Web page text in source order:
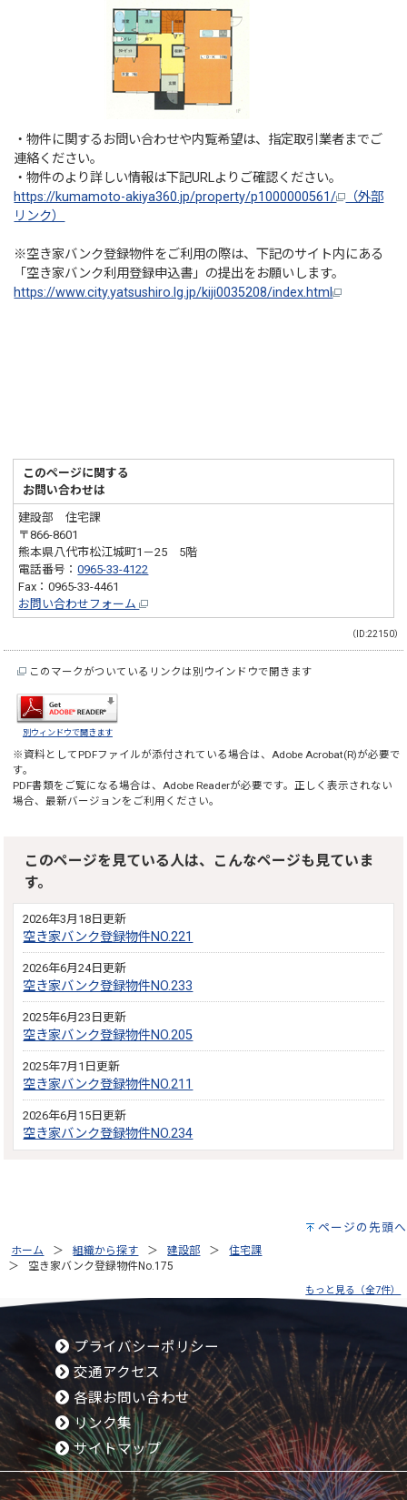
・物件に関するお問い合わせや内覧希望は、指定取引業者までご
連絡ください。
・物件のより詳しい情報は下記URLよりご確認ください。
https://kumamoto-akiya360.jp/property/p1000000561/
（外部
リンク）
※空き家バンク登録物件をご利用の際は、下記のサイト内にある
「空き家バンク利用登録申込書」の提出をお願いします。
https://www.city.yatsushiro.lg.jp/kiji0035208/index.html
このページに関する
お問い合わせは
建設部 住宅課
〒866-8601
熊本県八代市松江城町1－25 5階
電話番号：0965-33-4122
Fax：0965-33-4461
お問い合わせフォーム
（ID:22150）
このマークがついているリンクは別ウインドウで開きます
別ウィンドウで開きます
※資料としてPDFファイルが添付されている場合は、 Adobe Acrobat(R)が必要で
す。
PDF書類をご覧になる場合は、 Adobe Readerが必要です。正しく表示されない
場合、最新バージョンをご利用ください。
このページを見ている人は、こんなページも見ていま
す。
2026年3月18日更新
空き家バンク登録物件NO.221
2026年6月24日更新
空き家バンク登録物件NO.233
2025年6月23日更新
空き家バンク登録物件NO.205
2025年7月1日更新
空き家バンク登録物件NO.211
2026年6月15日更新
空き家バンク登録物件NO.234
ページの先頭へ
ホーム 組織から探す 建設部
住宅課
空き家バンク登録物件No.175
もっと見る（全7件）
プライバシーポリシー
交通アクセス
各課お問い合わせ
リンク集
サイトマップ